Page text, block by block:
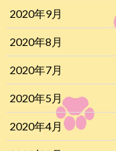
2020年9月
2020年8月
2020年7月
2020年5月
2020年4月